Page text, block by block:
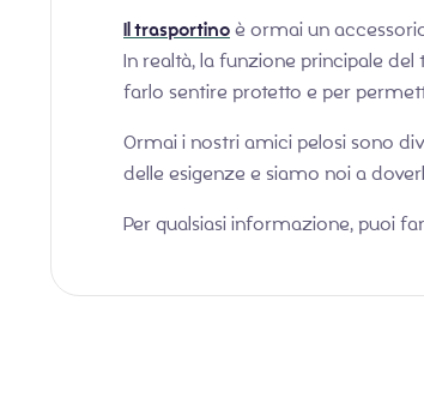
Il trasportinoè ormai un
In realtà, la funzione principale
farlo sentire protetto e per
Ormai i nostri amici pelosi sono
delle esigenze e siamo noi a
Per qualsiasi informazione, puoi